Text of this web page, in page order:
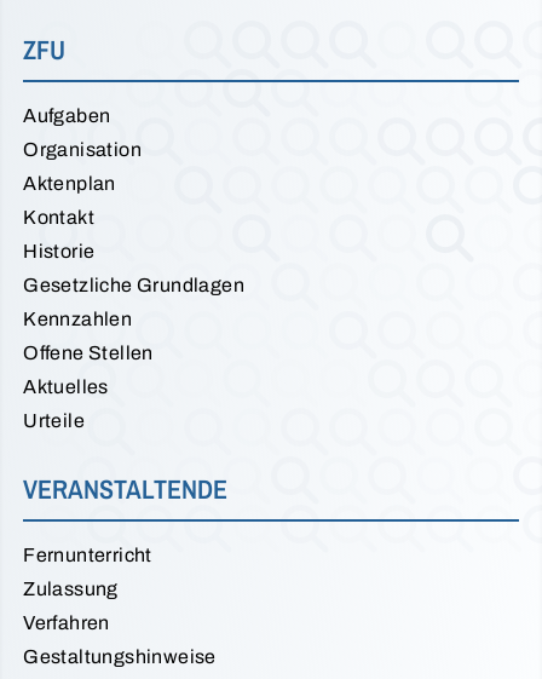
ZFU
Aufgaben
Organisation
Aktenplan
Kontakt
Historie
Gesetzliche Grundlagen
Kennzahlen
Offene Stellen
Aktuelles
Urteile
VERANSTALTENDE
Fernunterricht
Zulassung
Verfahren
Gestaltungshinweise